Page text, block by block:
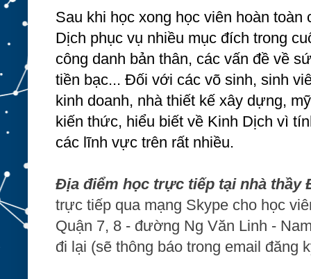
Sau khi học xong học viên hoàn toàn
Dịch phục vụ nhiều mục đích trong
công danh bản thân, các vấn đề về
tiền bạc... Đối với các võ sinh, sinh
kinh doanh, nhà thiết kế xây dựng,
kiến thức, hiểu biết về Kinh Dịch vì
các lĩnh vực trên rất nhiều.
Địa điểm học trực tiếp tại nhà thầy
trực tiếp qua mạng Skype cho học
Quận 7, 8 - đường Ng Văn Linh -
đi lại (sẽ thông báo trong email đăng